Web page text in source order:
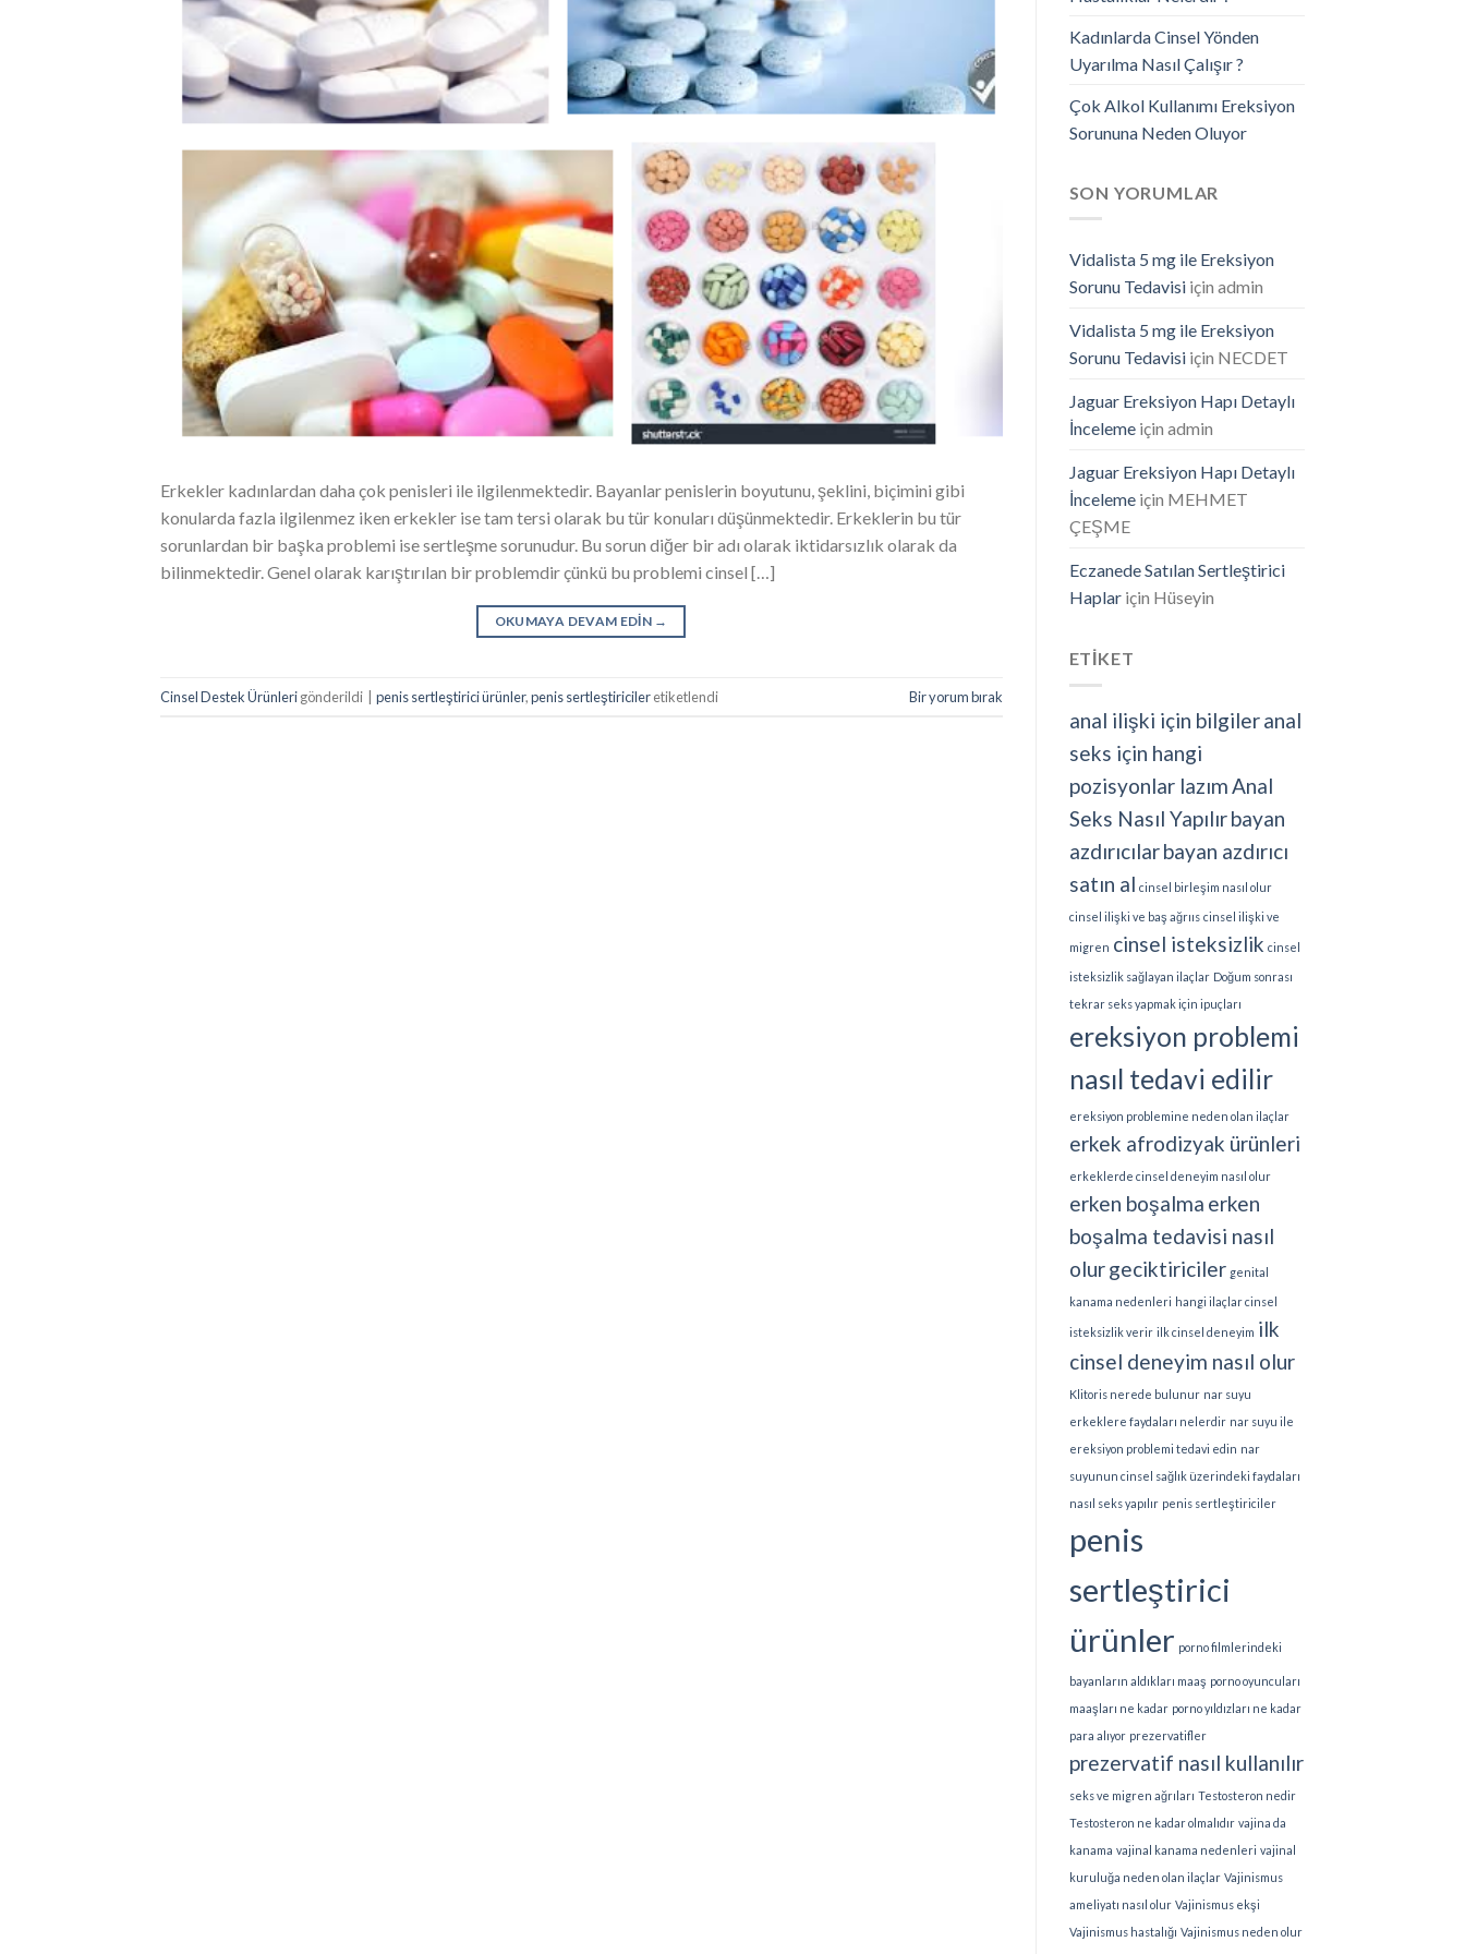
Erkekler kadınlardan daha çok penisleri ile ilgilenmektedir. Bayanlar penislerin boyutunu, şeklini, biçimini gibi
konularda fazla ilgilenmez iken erkekler ise tam tersi olarak bu tür konuları düşünmektedir. Erkeklerin bu tür
sorunlardan bir başka problemi ise sertleşme sorunudur. Bu sorun diğer bir adı olarak iktidarsızlık olarak da
bilinmektedir. Genel olarak karıştırılan bir problemdir çünkü bu problemi cinsel […]
OKUMAYA DEVAM EDIN →
Cinsel Destek Ürünlerigönderildi penis sertleştirici ürünler,penis sertleştiricileretiketlendi Bir yorum bırak
Kadınlarda Cinsel Yönden
Uyarılma Nasıl Çalışır ?
Çok Alkol Kullanımı Ereksiyon
Sorununa Neden Oluyor
SON YORUMLAR
Vidalista 5 mg ile Ereksiyon
Sorunu Tedavisiiçin admin
Vidalista 5 mg ile Ereksiyon
Sorunu Tedavisiiçin NECDET
Jaguar Ereksiyon Hapı Detaylı
İncelemeiçin admin
Jaguar Ereksiyon Hapı Detaylı
İncelemeiçin MEHMET
ÇEŞME
Eczanede Satılan Sertleştirici
Haplariçin Hüseyin
ETİKET
anal ilişki için bilgileranal
seks için hangi
pozisyonlar lazımAnal
Seks Nasıl Yapılırbayan
azdırıcılarbayan azdırıcı
satın al cinsel birleşim nasıl olur
cinsel ilişki ve baş ağrııs cinsel ilişki ve
migren cinsel isteksizlik cinsel
isteksizlik sağlayan ilaçlar Doğum sonrası
tekrar seks yapmak için ipuçları
ereksiyon problemi
nasıl tedavi edilir
ereksiyon problemine neden olan ilaçlar
erkek afrodizyak ürünleri
erkeklerde cinsel deneyim nasıl olur
erken boşalma erken
boşalma tedavisi nasıl
olurgeciktiriciler genital
kanama nedenleri hangi ilaçlar cinsel
isteksizlik verir ilk cinsel deneyim ilk
cinsel deneyim nasıl olur
Klitoris nerede bulunur nar suyu
erkeklere faydaları nelerdir nar suyu ile
ereksiyon problemi tedavi edin nar
suyunun cinsel sağlık üzerindeki faydaları
nasıl seks yapılır penis sertleştiriciler
penis
sertleştirici
ürünler porno filmlerindeki
bayanların aldıkları maaş porno oyuncuları
maaşları ne kadar porno yıldızları ne kadar
para alıyor prezervatifler
prezervatif nasıl kullanılır
seks ve migren ağrıları Testosteron nedir
Testosteron ne kadar olmalıdır vajina da
kanama vajinal kanama nedenleri vajinal
kuruluğa neden olan ilaçlar Vajinismus
ameliyatı nasıl olur Vajinismus ekşi
Vajinismus hastalığı Vajinismus neden olur